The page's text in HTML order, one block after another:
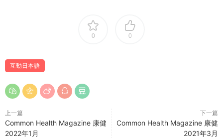
0 0
互動日本語
上一篇
Common Health Magazine 康健
2022年1月
下一篇
Common Health Magazine 康健
2021年3月